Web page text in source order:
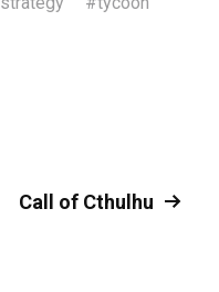
Call of Cthulhu